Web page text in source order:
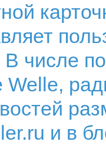
числе
Welle,
и в